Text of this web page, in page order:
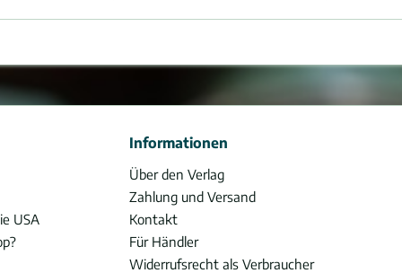
USA
Informationen
Über den Verlag
Zahlung und Versand
Kontakt
Für Händler
Widerrufsrecht als Verbraucher